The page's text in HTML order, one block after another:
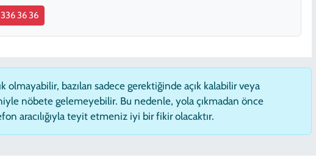
36 36
olmayabilir, bazıları sadece gerektiğinde açık kalabilir veya
nöbete gelemeyebilir. Bu nedenle, yola çıkmadan önce
aracılığıyla teyit etmeniz iyi bir fikir olacaktır.